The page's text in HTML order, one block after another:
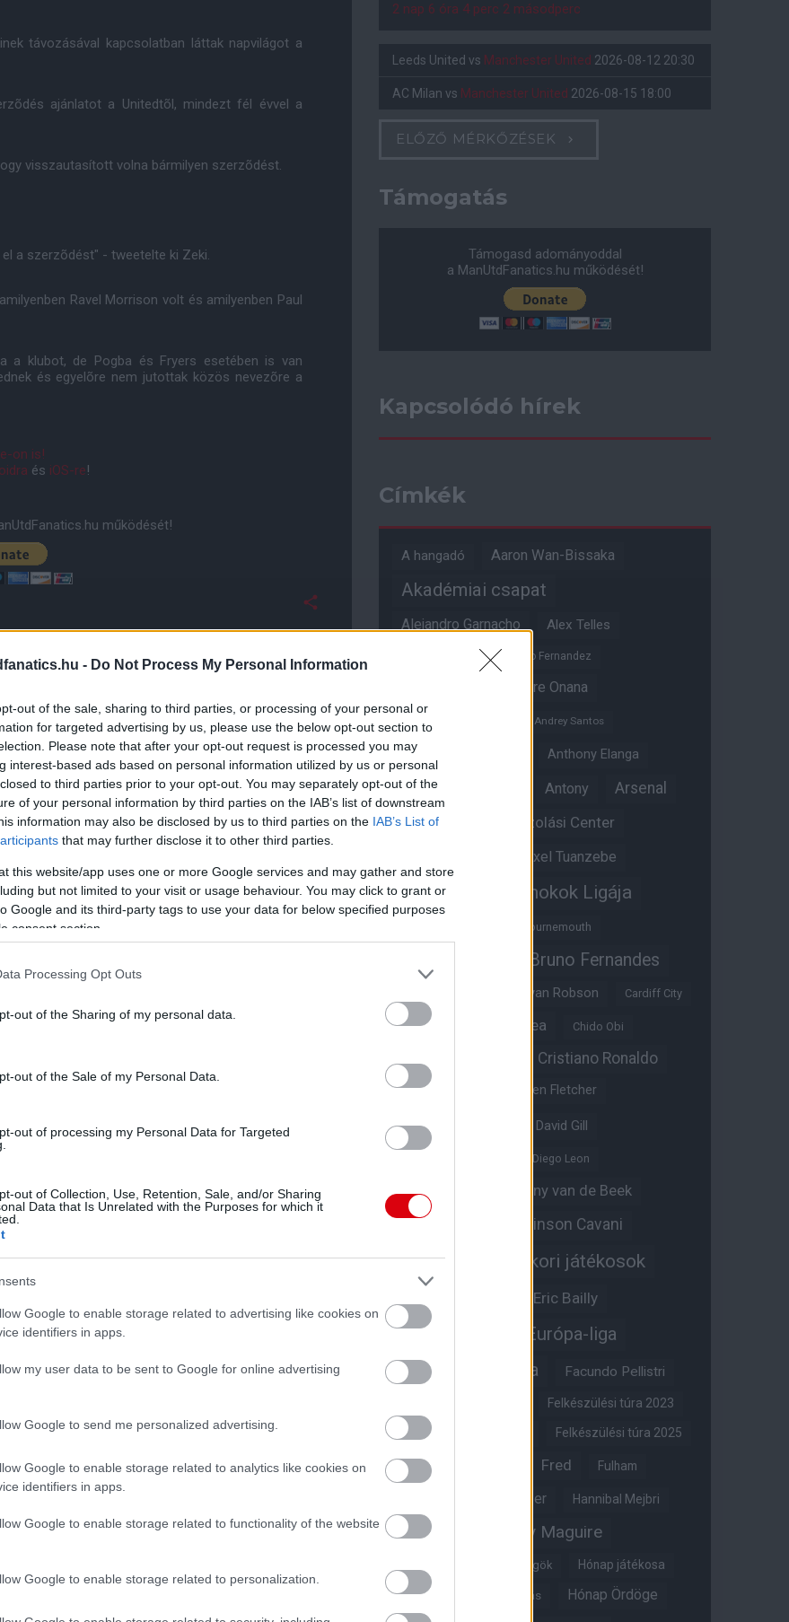
- Do Not Process My Personal Information
out of the sale, sharing to third parties, or processing of your personal or
for targeted advertising by us, please use the below opt-out section to
Please note that after your opt-out request is processed you may
interest-based ads based on personal information utilized by us or personal
to third parties prior to your opt-out. You may separately opt-out of the
of your personal information by third parties on the IAB’s list of downstream
information may also be disclosed by us to third parties on the IAB’s List of
that may further disclose it to other third parties.
this website/app uses one or more Google services and may gather and store
but not limited to your visit or usage behaviour. You may click to grant or
Google and its third-party tags to use your data for below specified purposes
consent section.
Processing Opt Outs
out of the Sharing of my personal data.
out of the Sale of my Personal Data.
out of processing my Personal Data for Targeted
out of Collection, Use, Retention, Sale, and/or Sharing
Data that Is Unrelated with the Purposes for which it
Google to enable storage related to advertising like cookies on
identifiers in apps.
my user data to be sent to Google for online advertising
Google to send me personalized advertising.
Google to enable storage related to analytics like cookies on
identifiers in apps.
Google to enable storage related to functionality of the website
Google to enable storage related to personalization.
távozásával kapcsolatban láttak napvilágot a
ajánlatot a Unitedtõl, mindezt fél évvel a
visszautasított volna bármilyen szerzõdést.
a szerzõdést" - tweetelte ki Zeki.
Ravel Morrison volt és amilyenben Paul
a klubot, de Pogba és Fryers esetében is van
és egyelõre nem jutottak közös nevezõre a
on is!
és iOS-re!
működését!
2 nap 6 óra 4 perc 1 másodperc
Leeds United vs Manchester United 2026-08-12 20:30
AC Milan vs Manchester United 2026-08-15 18:00
ELŐZŐ MÉRKŐZÉSEK
Támogatás
Támogasd adományoddal
a ManUtdFanatics.hu működését!
Kapcsolódó hírek
Címkék
A hangadó Aaron Wan-Bissaka
Akadémiai csapat
Alejandro Garnacho Alex Telles
Alvaro Fernandez
Andre Onana
Andreas Pereira
Andrey Santos
Angol válogatott Anthony Elanga
Anthony Martial Antony Arsenal
Aston Villa Átigazolási Center
Axel Tuanzebe
Ayden Heaven Bajnokok Ligája
Bournemouth
Bruno Fernandes
Bryan Robson Cardiff City
Casemiro Chelsea Chido Obi
Cristiano Ronaldo
Crystal Palace Darren Fletcher
David De Gea David Gill
Diego Leon
Diogo Dalot
Donny van de Beek
Edinson Cavani
Edzői stáb Egykori játékosok
Eric Bailly
Erik ten Hag Európa-liga
Everton FA-kupa Facundo Pellistri
Felkészülési túra 2023
Felkészülési túra 2024 Felkészülési túra 2025
Felkészülési túra 2026 Fred Fulham
Glazer Hannibal Mejbri
Harry Amass Harry Maguire
Híres magyar Vörös Ördögök Hónap játékosa
Hónap legjobbja szavazás Hónap Ördöge